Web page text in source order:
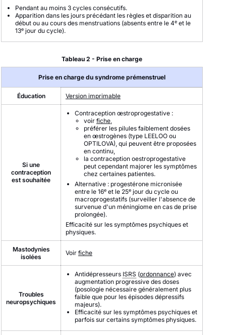
Pendant au moins 3 cycles consécutifs.
Apparition dans les jours précédant les règles et disparition au
début ou au cours des menstruations (absents entre le 4e et le
13e jour du cycle).
Tableau 2 - Prise en charge
Prise en charge du syndrome prémenstruel
Éducation Version imprimable
Si une
contraception
est souhaitée
Contraception œstroprogestative :
voir fiche,
préférer les pilules faiblement dosées
en œstrogènes (type LEELOO ou
OPTILOVA), qui peuvent être proposées
en continu,
la contraception oestroprogestative
peut cependant majorer les symptômes
chez certaines patientes.
Alternative : progestérone micronisée
entre le 16e et le 25e jour du cycle ou
macroprogestatifs (surveiller l'absence de
survenue d'un méningiome en cas de prise
prolongée).
Efficacité sur les symptômes psychiques et
physiques.
Mastodynies
isolées
Voir fiche
Troubles
neuropsychiques
Antidépresseurs ISRS (ordonnance) avec
augmentation progressive des doses
(posologie nécessaire généralement plus
faible que pour les épisodes dépressifs
majeurs).
Efficacité sur les symptômes psychiques et
parfois sur certains symptômes physiques.